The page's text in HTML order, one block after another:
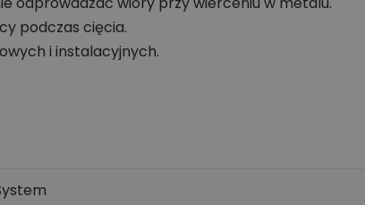
podczas cięcia.
i instalacyjnych.